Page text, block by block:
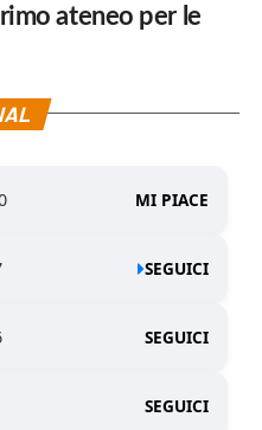
ateneo per le
MI PIACE
SEGUICI
SEGUICI
SEGUICI